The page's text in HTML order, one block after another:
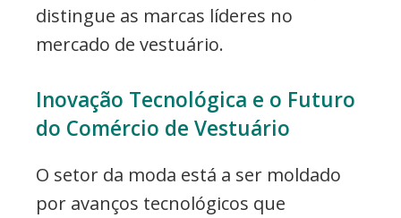
distingue as marcas líderes no
mercado de vestuário.
Inovação Tecnológica e o Futuro
do Comércio de Vestuário
O setor da moda está a ser moldado
por avanços tecnológicos que